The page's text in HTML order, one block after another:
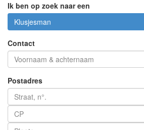
Ik ben op zoek naar een
Klusjesman
Contact
Postadres